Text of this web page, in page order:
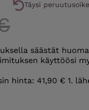
Täysi
säästät
käyttöösi
hinta: 41,90 € 1.